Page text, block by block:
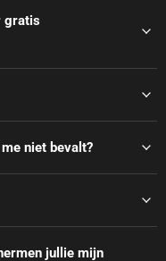
gratis
niet bevalt?
jullie mijn